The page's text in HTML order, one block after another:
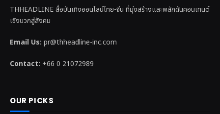
THHEADLINE สื่อบันเทิงออนไลน์ไทย-จีน ที่มุ่งสร้างและพลักดันคอนเทนต์
เชิงบวกสู่สังคม
Email Us: pr@thheadline-inc.com
Contact: +66 0 21072989
OUR PICKS